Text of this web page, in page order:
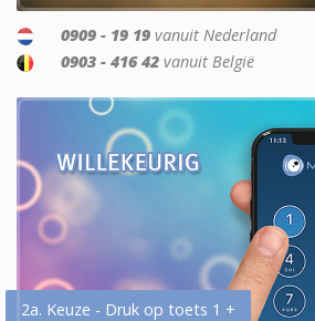
0909 - 19 19 vanuit Nederland
0903 - 416 42 vanuit België
2a. Keuze - Druk op toets 1 +